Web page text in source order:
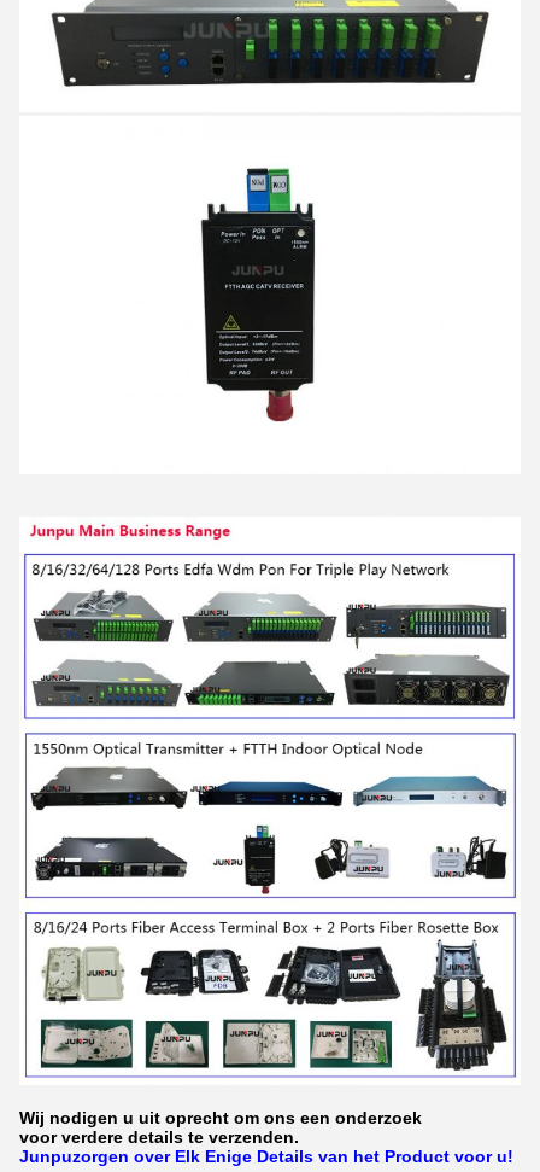
Wij nodigen u uit oprecht om ons een onderzoek
voor verdere details te verzenden.
Junpuzorgen over Elk Enige Details van het Product voor u!